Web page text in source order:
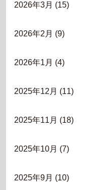
2026年3月 (15)
2026年2月 (9)
2026年1月 (4)
2025年12月 (11)
2025年11月 (18)
2025年10月 (7)
2025年9月 (10)